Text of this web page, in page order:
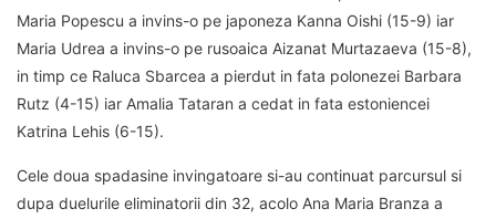
Maria Popescu a invins-o pe japoneza Kanna Oishi (15-9) iar
Maria Udrea a invins-o pe rusoaica Aizanat Murtazaeva (15-8),
in timp ce Raluca Sbarcea a pierdut in fata polonezei Barbara
Rutz (4-15) iar Amalia Tataran a cedat in fata estoniencei
Katrina Lehis (6-15).
Cele doua spadasine invingatoare si-au continuat parcursul si
dupa duelurile eliminatorii din 32, acolo Ana Maria Branza a